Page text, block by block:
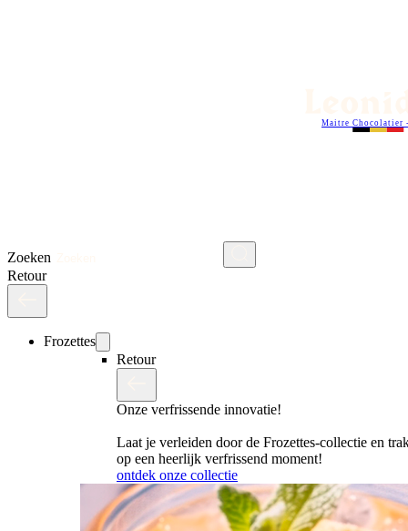
Zoeken
Maitre Chocolatier
Retour
Frozettes
Retour
Onze verfrissende innovatie!
Laat je verleiden door de Frozettes-collectie en
op een heerlijk verfrissend moment!
ontdek onze collectie